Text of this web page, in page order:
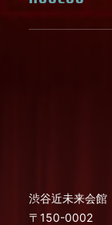
渋谷近未来会館
〒150-0002